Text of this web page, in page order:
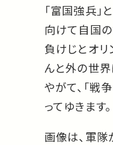
「富国強兵」
向けて自国
負けじとオリ
んと外の世界
やがて、「戦
ってゆきます。
画像は、軍隊